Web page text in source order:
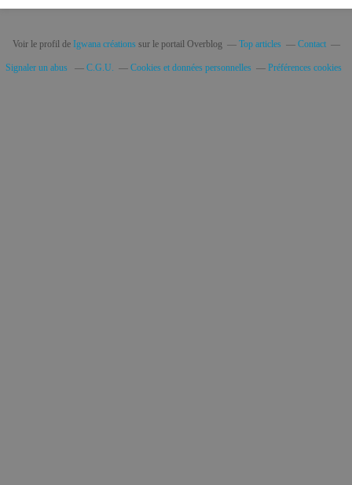
Voir le profil de Igwana créationssur le portail Overblog Top articles Contact
Signaler un abus C.G.U. Cookies et données personnelles Préférences cookies